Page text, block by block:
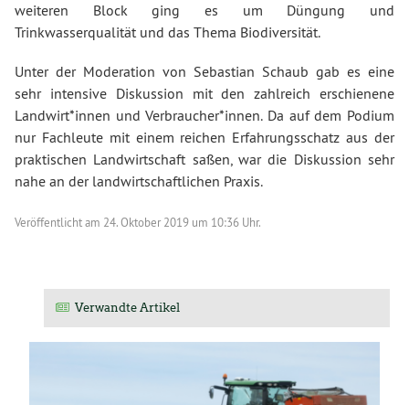
weiteren Block ging es um Düngung und
Trinkwasserqualität und das Thema Biodiversität.
Unter der Moderation von Sebastian Schaub gab es eine
sehr intensive Diskussion mit den zahlreich erschienene
Landwirt*innen und Verbraucher*innen. Da auf dem Podium
nur Fachleute mit einem reichen Erfahrungsschatz aus der
praktischen Landwirtschaft saßen, war die Diskussion sehr
nahe an der landwirtschaftlichen Praxis.
Veröffentlicht am 24. Oktober 2019 um 10:36 Uhr.
Verwandte Artikel